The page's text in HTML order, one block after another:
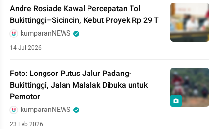
Andre Rosiade Kawal Percepatan Tol
Bukittinggi–Sicincin, Kebut Proyek Rp 29 T
kumparanNEWS
14 Jul 2026
Foto: Longsor Putus Jalur Padang-
Bukittinggi, Jalan Malalak Dibuka untuk
Pemotor
kumparanNEWS
23 Feb 2026